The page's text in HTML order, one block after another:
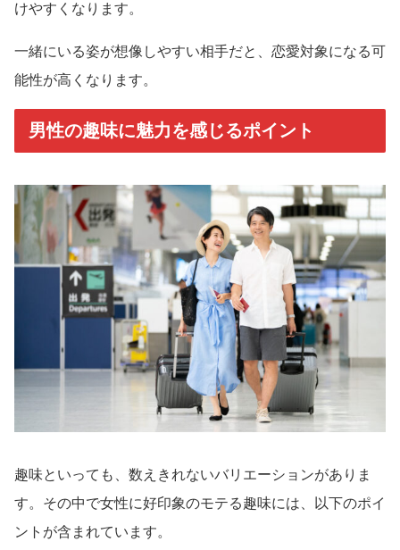
けやすくなります。
一緒にいる姿が想像しやすい相手だと、恋愛対象になる可
能性が高くなります。
男性の趣味に魅力を感じるポイント
趣味といっても、数えきれないバリエーションがありま
す。その中で女性に好印象のモテる趣味には、以下のポイ
ントが含まれています。